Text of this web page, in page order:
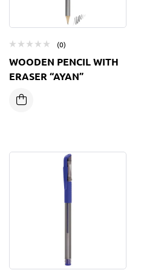
(0)
WOODEN PENCIL WITH
ERASER “AYAN”